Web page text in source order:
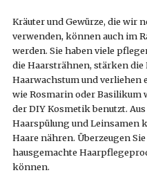
Kräuter und Gewürze, die wir
verwenden, können auch im
werden. Sie haben viele
die Haarsträhnen, stärken die
Haarwachstum und verliehen
wie Rosmarin oder Basilikum
der DIY Kosmetik benutzt.
Haarspülung und Leinsamen
Haare nähren. Überzeugen
hausgemachte
können.